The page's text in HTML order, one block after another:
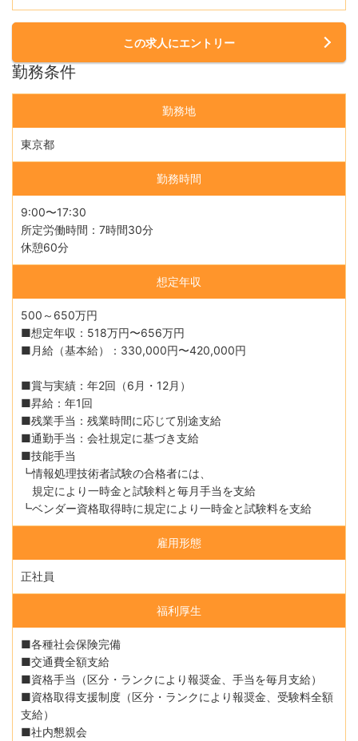
この求人にエントリー
勤務条件
勤務地
東京都
勤務時間
9:00〜17:30
所定労働時間：7時間30分
休憩60分
想定年収
500～650万円
■想定年収：518万円〜656万円
■月給（基本給）：330,000円〜420,000円
■賞与実績：年2回（6月・12月）
■昇給：年1回
■残業手当：残業時間に応じて別途支給
■通勤手当：会社規定に基づき支給
■技能手当
┗情報処理技術者試験の合格者には、
規定により一時金と試験料と毎月手当を支給
┗ベンダー資格取得時に規定により一時金と試験料を支給
雇用形態
正社員
福利厚生
■各種社会保険完備
■交通費全額支給
■資格手当（区分・ランクにより報奨金、手当を毎月支給）
■資格取得支援制度（区分・ランクにより報奨金、受験料全額
支給）
■社内懇親会